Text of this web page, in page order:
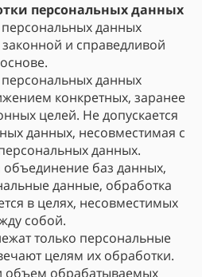
персональных данных
данных
законной и справедливой
основе.
данных
конкретных, заранее
целей. Не допускается
данных, несовместимая с
данных.
объединение баз данных,
данные, обработка
в целях, несовместимых
собой.
только персональные
целям их обработки.
объем обрабатываемых